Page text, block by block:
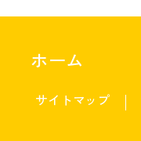
ホーム
サイトマップ